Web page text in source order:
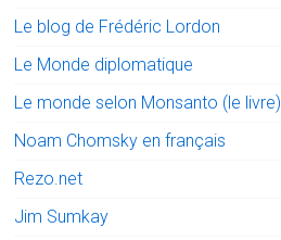
Le blog de Frédéric Lordon
Le Monde diplomatique
Le monde selon Monsanto (le livre)
Noam Chomsky en français
Rezo.net
Jim Sumkay